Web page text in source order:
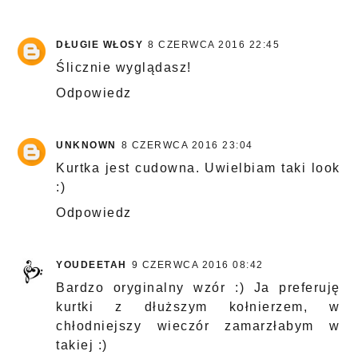
DŁUGIE WŁOSY 8 CZERWCA 2016 22:45
Ślicznie wyglądasz!
Odpowiedz
UNKNOWN 8 CZERWCA 2016 23:04
Kurtka jest cudowna. Uwielbiam taki look
:)
Odpowiedz
YOUDEETAH 9 CZERWCA 2016 08:42
Bardzo oryginalny wzór :) Ja preferuję
kurtki z dłuższym kołnierzem, w
chłodniejszy wieczór zamarzłabym w
takiej :)